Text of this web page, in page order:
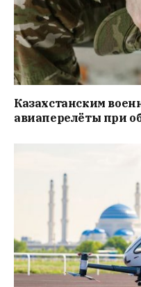
Казахстанским
авиаперелёты при